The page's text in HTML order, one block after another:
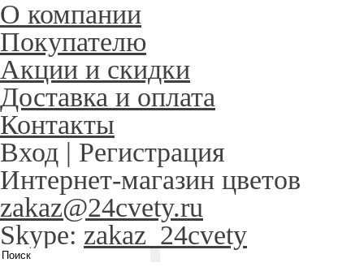
О компании
Покупателю
Акции и скидки
Доставка и оплата
Контакты
Вход | Регистрация
Интернет-магазин цветов
zakaz@24cvety.ru
Skype: zakaz_24cvety